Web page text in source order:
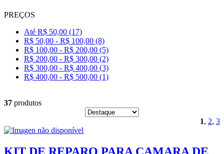
PREÇOS
Até R$ 50,00 (17)
R$ 50,00 - R$ 100,00 (8)
R$ 100,00 - R$ 200,00 (5)
R$ 200,00 - R$ 300,00 (2)
R$ 300,00 - R$ 400,00 (3)
R$ 400,00 - R$ 500,00 (1)
37 produtos
1, 2, 3
KIT DE REPARO PARA CAMARA DE